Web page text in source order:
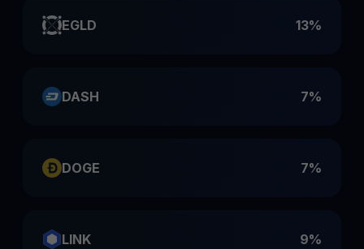
EGLD 13%
DASH 7%
DOGE 7%
LINK 9%